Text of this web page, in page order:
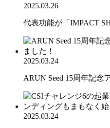
2025.03.26
代表功能が「IMPACT
2025.03.24
ARUN Seed 15周年記念
2025.03.24